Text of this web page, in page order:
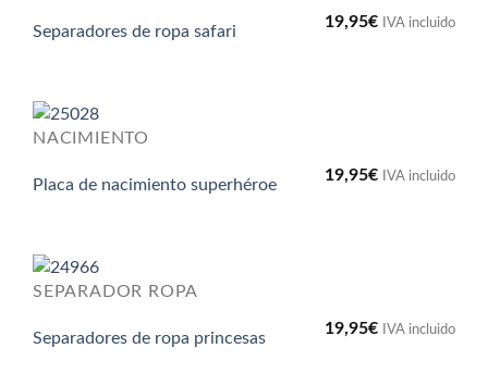
Separadores de ropa safari
19,95€ IVA incluido
NACIMIENTO
Placa de nacimiento superhéroe
19,95€ IVA incluido
SEPARADOR ROPA
Separadores de ropa princesas
19,95€ IVA incluido